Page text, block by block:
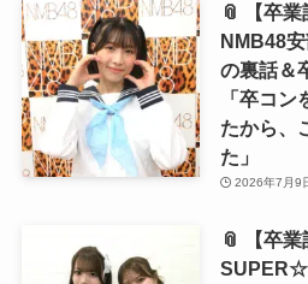
📎 【卒業
NMB48
の裏話＆
「卒コ
たから、
た」
2026年7月9
📎 【卒業